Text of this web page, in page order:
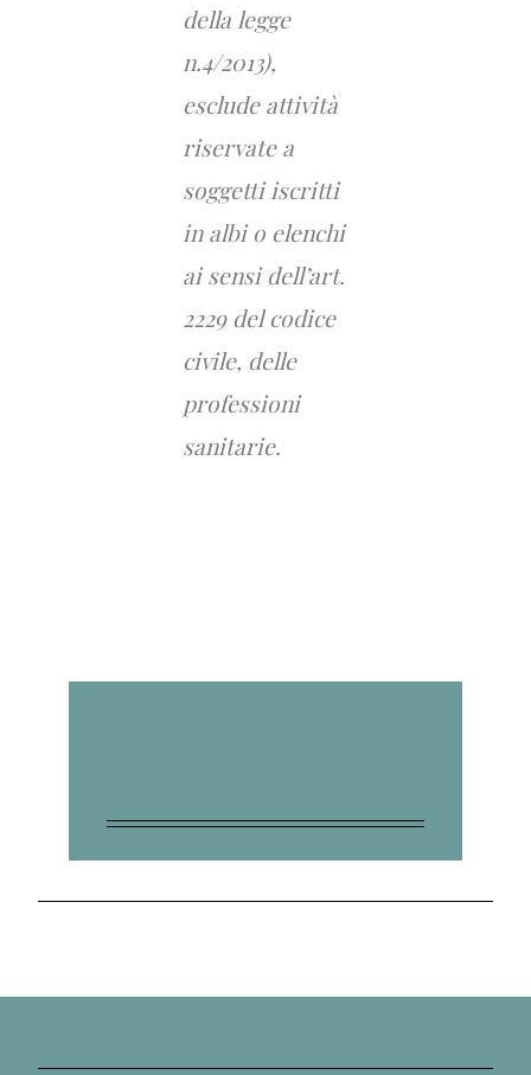
della legge
n.4/2013),
esclude attività
riservate a
soggetti iscritti
in albi o elenchi
ai sensi dell’art.
2229 del codice
civile, delle
professioni
sanitarie.